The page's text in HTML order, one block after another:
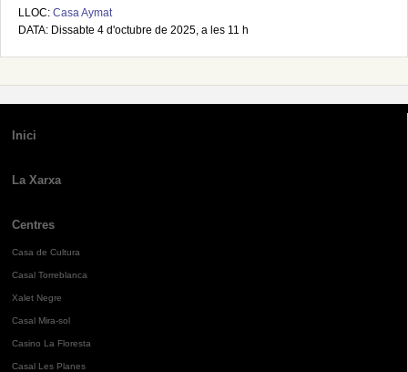
LLOC: Casa Aymat
DATA: Dissabte 4 d'octubre de 2025, a les 11 h
Inici
La Xarxa
Centres
Casa de Cultura
Casal Torreblanca
Xalet Negre
Casal Mira-sol
Casino La Floresta
Casal Les Planes